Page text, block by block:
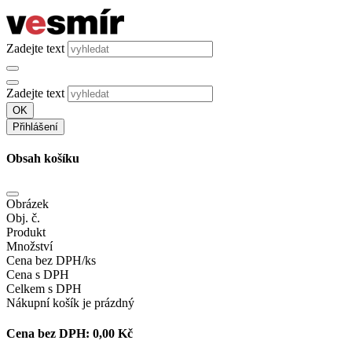
Zadejte text
Zadejte text
OK
Přihlášení
Obsah košíku
Obrázek
Obj. č.
Produkt
Množství
Cena bez DPH/ks
Cena s DPH
Celkem s DPH
Nákupní košík je prázdný
Cena bez DPH: 0,00 Kč